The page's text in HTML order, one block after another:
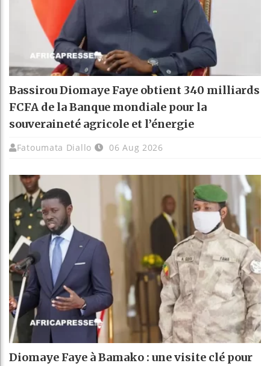
Bassirou Diomaye Faye obtient 340 milliards
FCFA de la Banque mondiale pour la
souveraineté agricole et l’énergie
Fatoumata Diallo 06 Aug 2026
Diomaye Faye à Bamako : une visite clé pour